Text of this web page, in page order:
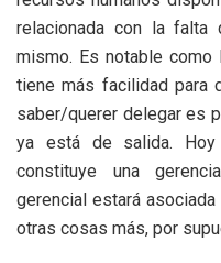
relacionada con la
mismo. Es notable como
tiene más facilidad para
saber/querer delegar es
ya está de salida. Hoy
constituye una
gerencial estará
otras cosas más, por